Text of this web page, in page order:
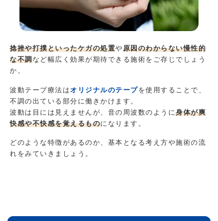
捻挫や打撲といったケガの処置や原因のわからない慢性的
な不調など幅広く効果が期待できる施術をご存じでしょう
か。
波動テープ療法はオリジナルのテープを使用することで、
不調の出ている部分に働きかけます。
波動は目には見えませんが、音の周波数のように身体が爽
快感や不快感を覚えるものになります。
どのような特徴があるのか、基本となる考え方や施術の流
れをみていきましょう。